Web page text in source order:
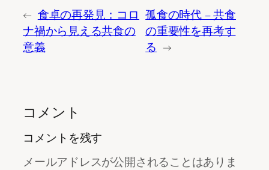
← 食卓の再発見：コロ
ナ禍から見える共食の
意義
孤食の時代 – 共食
の重要性を再考す
る →
コメント
コメントを残す
メールアドレスが公開されることはありま